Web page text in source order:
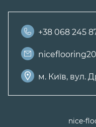
+38 068 245
м. Київ, вул.
nice-